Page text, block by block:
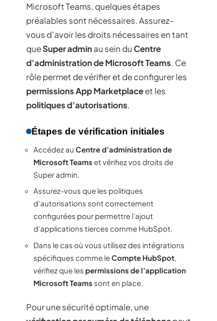
Microsoft Teams, quelques étapes
préalables sont nécessaires. Assurez-
vous d’avoir les droits nécessaires en tant
queSuper adminau sein duCentre
d’administration de Microsoft Teams. Ce
rôle permet de vérifier et de configurer les
permissions App Marketplaceet les
politiques d’autorisations.
Étapes de vérification initiales
Accédez au Centre d’administration de
Microsoft Teams et vérifiez vos droits de
Super admin.
Assurez-vous que les politiques
d’autorisations sont correctement
configurées pour permettre l’ajout
d’applications tierces comme HubSpot.
Dans le cas où vous utilisez des intégrations
spécifiques comme leCompte HubSpot
vérifiez que les permissions de l’application
Microsoft Teams sont en place.
Pour une sécurité optimale, une